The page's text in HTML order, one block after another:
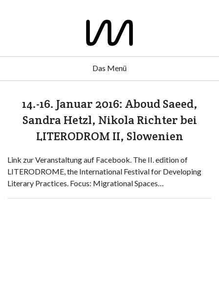
Das Menü
14.-16. Januar 2016: Aboud Saeed,
Sandra Hetzl, Nikola Richter bei
LITERODROM II, Slowenien
Link zur Veranstaltung auf Facebook. The II. edition of
LITERODROME, the International Festival for Developing
Literary Practices. Focus: Migrational Spaces…